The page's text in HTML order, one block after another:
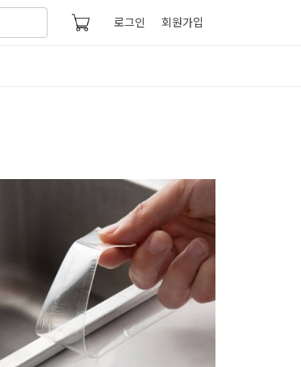
로그인 회원가입